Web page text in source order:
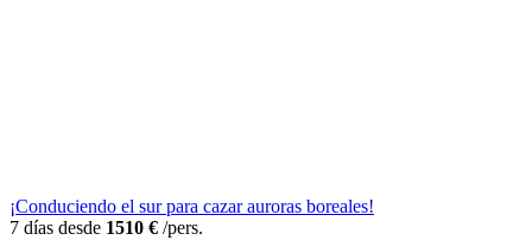
¡Conduciendo el sur para cazar auroras boreales!
7 días desde 1510 € /pers.